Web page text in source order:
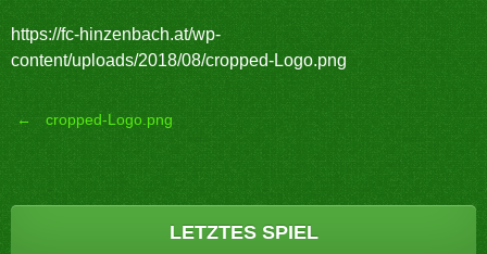
https://fc-hinzenbach.at/wp-
content/uploads/2018/08/cropped-Logo.png
Post
navigation
← cropped-Logo.png
LETZTES SPIEL